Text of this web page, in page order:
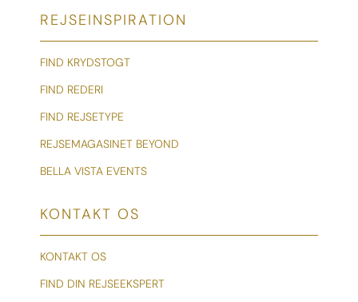
REJSEINSPIRATION
FIND KRYDSTOGT
FIND REDERI
FIND REJSETYPE
REJSEMAGASINET BEYOND
BELLA VISTA EVENTS
KONTAKT OS
KONTAKT OS
FIND DIN REJSEEKSPERT